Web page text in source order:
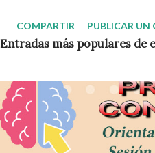
mayor reconocimiento y
magnífico material 👏. Les
únicamente lo compartimos
educativos. Obtén material
graduación ¡Gracias por tu
olvides compartir nuestra
más contenido educativo 👉
COMPARTIR PUBLICAR UN
Entradas más populares de